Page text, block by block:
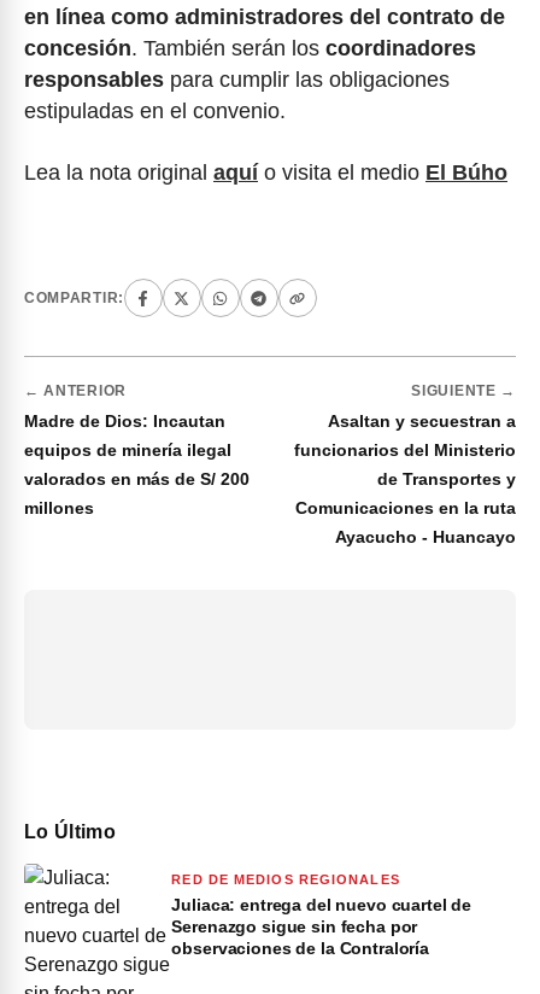
en línea como administradores del contrato de
concesión. También serán los coordinadores
responsables para cumplir las obligaciones
estipuladas en el convenio.
Lea la nota original aquío visita el medio El Búho
COMPARTIR:
← ANTERIOR
Madre de Dios: Incautan
equipos de minería ilegal
valorados en más de S/ 200
millones
SIGUIENTE →
Asaltan y secuestran a
funcionarios del Ministerio
de Transportes y
Comunicaciones en la ruta
Ayacucho - Huancayo
Lo Último
RED DE MEDIOS REGIONALES
Juliaca: entrega del nuevo cuartel de
Serenazgo sigue sin fecha por
observaciones de la Contraloría